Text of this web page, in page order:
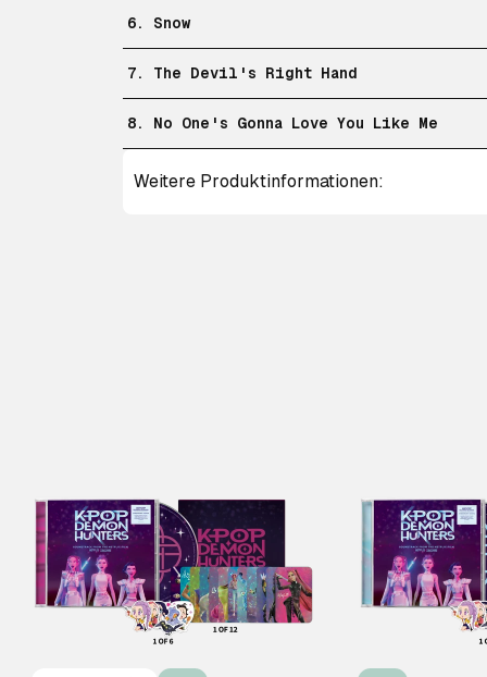
6. Snow
7. The Devil's Right Hand
8. No One's Gonna Love You Like Me
Weitere Produktinformationen: